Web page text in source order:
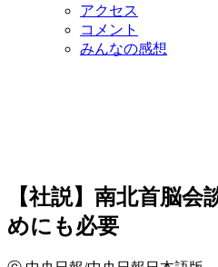
アクセス
コメント
みんなの感想
【社説】南北首脳会
めにも必要